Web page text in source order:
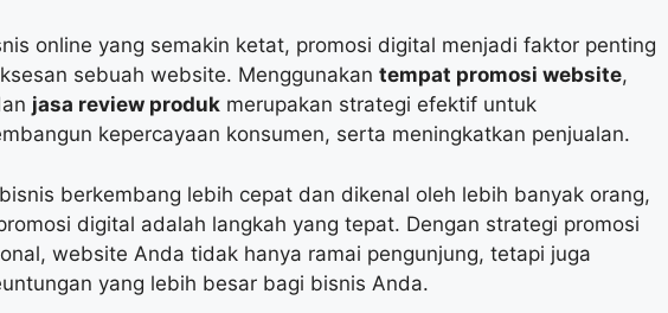
online yang semakin ketat, promosi digital menjadi faktor penting
sebuah website. Menggunakan tempat promosi website,
jasa review produk merupakan strategi efektif untuk
kepercayaan konsumen, serta meningkatkan penjualan.
berkembang lebih cepat dan dikenal oleh lebih banyak orang,
digital adalah langkah yang tepat. Dengan strategi promosi
website Anda tidak hanya ramai pengunjung, tetapi juga
yang lebih besar bagi bisnis Anda.